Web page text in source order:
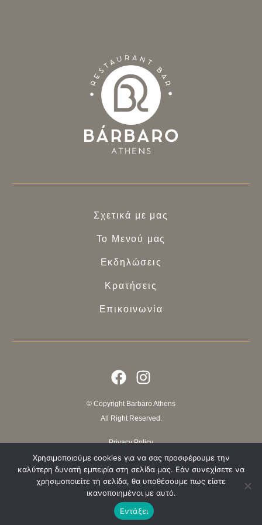
Σχετικά με μας
Το Μενού μας
Εκδηλώσεις
Κρατήσεις
Επικοινωνία
© Copyright Barbaro Athens
All Right Reserved.
Privacy Policy
Terms of use
Website crafted by ElevateIT
Χρησιμοποιούμε cookies για να σας προσφέρουμε την
καλύτερη δυνατή εμπειρία στη σελίδα μας. Εάν συνεχίσετε να
χρησιμοποιείτε τη σελίδα, θα υποθέσουμε πως είστε
ικανοποιημένοι με αυτό.
Εντάξει